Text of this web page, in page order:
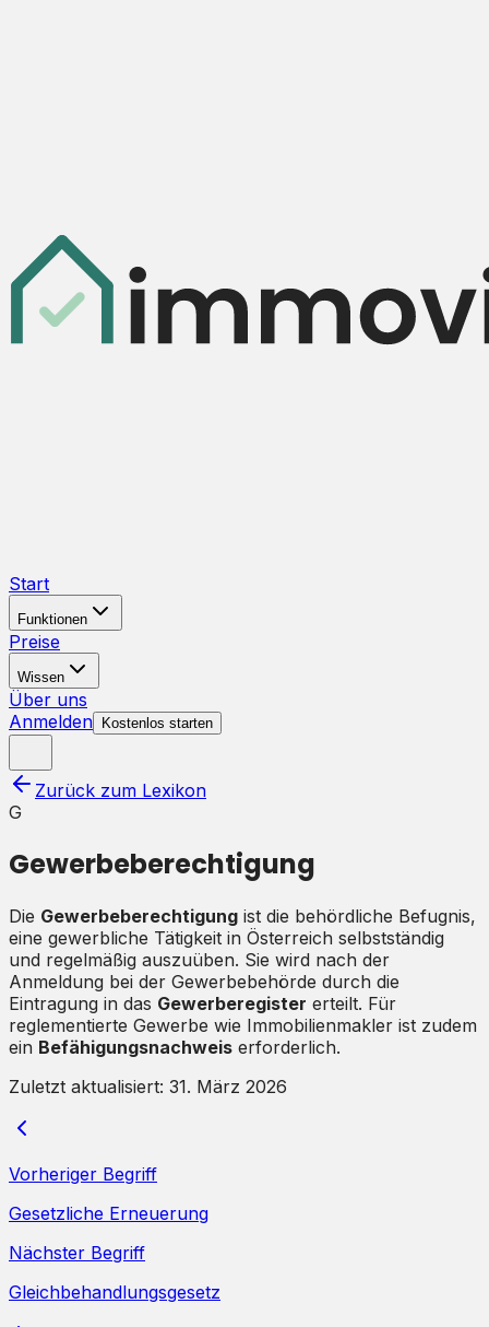
Start
Funktionen
Preise
Wissen
Über uns
Anmelden
Kostenlos starten
Zurück zum Lexikon
G
Gewerbeberechtigung
Die Gewerbeberechtigung ist die behördliche Befugnis,
eine gewerbliche Tätigkeit in Österreich selbstständig
und regelmäßig auszuüben. Sie wird nach der
Anmeldung bei der Gewerbebehörde durch die
Eintragung in das Gewerberegister erteilt. Für
reglementierte Gewerbe wie Immobilienmakler ist zudem
ein Befähigungsnachweis erforderlich.
Zuletzt aktualisiert: 31. März 2026
Vorheriger Begriff
Gesetzliche Erneuerung
Nächster Begriff
Gleichbehandlungsgesetz